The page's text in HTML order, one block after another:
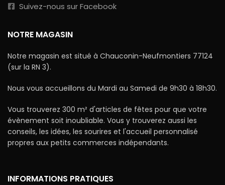
Suivez-nous sur Facebook
NOTRE MAGASIN
Notre magasin est situé à Chauconin-Neufmontiers 77124
(sur la RN 3).
Nous vous accueillons du Mardi au Samedi de 9h30 à 18h30.
Vous trouverez 300 m² d'articles de fêtes pour que votre
évènement soit inoubliable. Vous y trouverez aussi les
conseils, les idées, les sourires et l'accueil personnalisé
propres aux petits commerces indépendants.
INFORMATIONS PRATIQUES